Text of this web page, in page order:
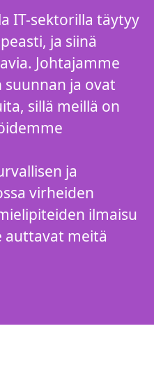
IT-sektorilla täytyy
ja siinä
Johtajamme
ja ovat
sillä meillä on
ja
virheiden
ilmaisu
auttavat meitä